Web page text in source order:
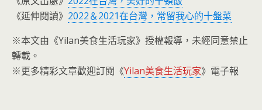
《延伸閱讀》 2022＆2021在台灣，常留我心的十盤菜
※本文由《Yilan美食生活玩家》授權報導，未經同意禁止
轉載。
※更多精彩文章歡迎訂閱《Yilan美食生活玩家》電子報